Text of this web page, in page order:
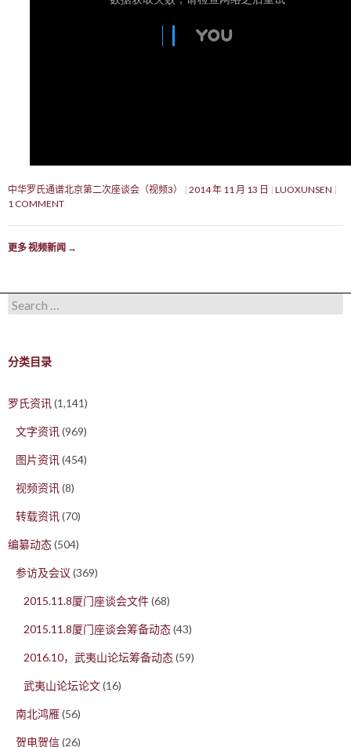
中华罗氏通谱北京第二次座谈会（视频3） 2014 年 11 月 13 日
LUOXUNSEN
1 COMMENT
更多 视频新闻 →
Search for:
分类目录
罗氏资讯(1,141)
文字资讯(969)
图片资讯(454)
视频资讯(8)
转载资讯(70)
编纂动态(504)
参访及会议 (369)
2015.11.8厦门座谈会文件(68)
2015.11.8厦门座谈会筹备动态(43)
2016.10，武夷山论坛筹备动态(59)
武夷山论坛论文(16)
南北鸿雁(56)
贺电贺信(26)